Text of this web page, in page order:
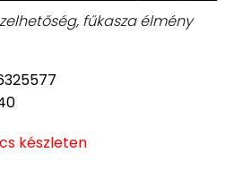
fűkasza élmény
készleten